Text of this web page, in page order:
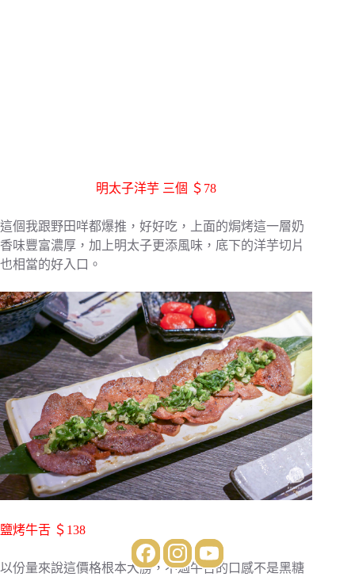
明太子洋芋 三個 ＄78
這個我跟野田咩都爆推，好好吃，上面的焗烤這一層奶
香味豐富濃厚，加上明太子更添風味，底下的洋芋切片
也相當的好入口。
鹽烤牛舌 ＄138
以份量來說這價格根本大勝，不過牛舌的口感不是黑糖